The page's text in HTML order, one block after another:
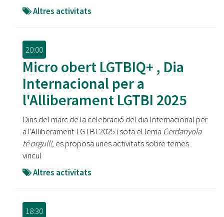
Altres activitats
20:00
Micro obert LGTBIQ+ , Dia
Internacional per a
l'Alliberament LGTBI 2025
Dins del marc de la celebració del dia Internacional per
a l'Alliberament LGTBI 2025 i sota el lema Cerdanyola
té orgull!, es proposa unes activitats sobre temes
vincul
Altres activitats
18:30